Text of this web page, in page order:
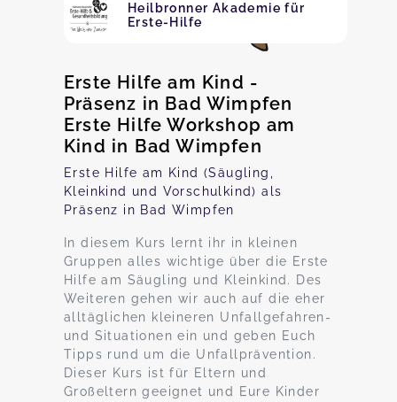
Heilbronner Akademie für
Erste-Hilfe
Erste Hilfe am Kind -
Präsenz in Bad Wimpfen
Erste Hilfe Workshop am
Kind in Bad Wimpfen
Erste Hilfe am Kind (Säugling,
Kleinkind und Vorschulkind) als
Präsenz in Bad Wimpfen
In diesem Kurs lernt ihr in kleinen
Gruppen alles wichtige über die Erste
Hilfe am Säugling und Kleinkind. Des
Weiteren gehen wir auch auf die eher
alltäglichen kleineren Unfallgefahren-
und Situationen ein und geben Euch
Tipps rund um die Unfallprävention.
Dieser Kurs ist für Eltern und
Großeltern geeignet und Eure Kinder